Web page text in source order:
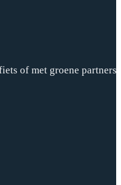
of met groene partners